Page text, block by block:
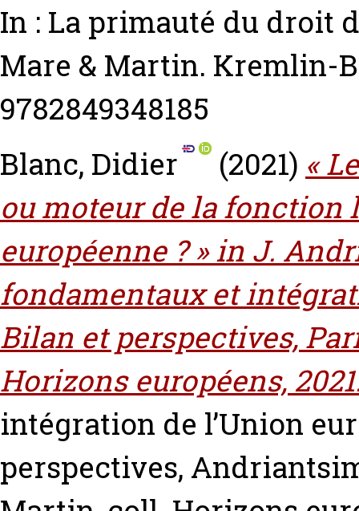
In : La primauté du droit
Mare & Martin. Kremlin-
9782849348185
Blanc, Didier
(2021) «
ou moteur de la fonction
européenne ? » in J.
fondamentaux et
Bilan et perspectives,
Horizons européens,
intégration de l’Union
perspectives,